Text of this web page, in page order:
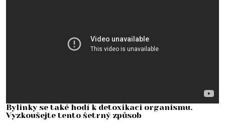
Bylinky se také hodí k detoxikaci organismu.
Vyzkoušejte tento šetrný způsob